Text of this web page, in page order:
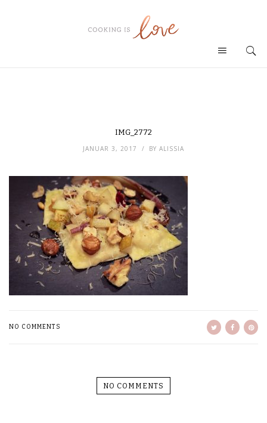
IMG_2772
JANUAR 3, 2017 BY ALISSIA
NO COMMENTS
NO COMMENTS